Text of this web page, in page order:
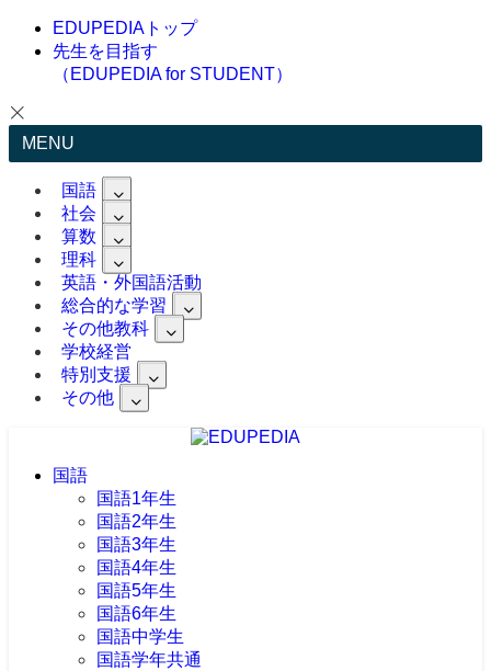
EDUPEDIAトップ
先生を目指す
（EDUPEDIA for STUDENT）
MENU
国語
社会
算数
理科
英語・外国語活動
総合的な学習
その他教科
学校経営
特別支援
その他
国語
国語1年生
国語2年生
国語3年生
国語4年生
国語5年生
国語6年生
国語中学生
国語学年共通